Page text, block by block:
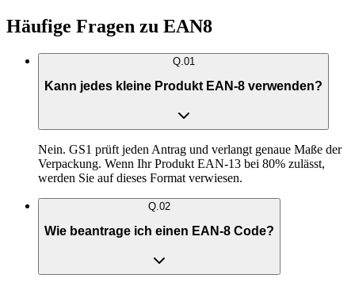
Häufige Fragen zu EAN8
Q. 01
Kann jedes kleine Produkt EAN-8 verwenden?
Nein. GS1 prüft jeden Antrag und verlangt genaue Maße der
Verpackung. Wenn Ihr Produkt EAN-13 bei 80% zulässt,
werden Sie auf dieses Format verwiesen.
Q. 02
Wie beantrage ich einen EAN-8 Code?